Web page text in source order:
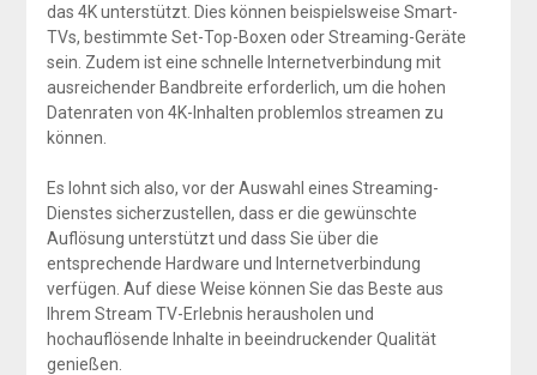
das 4K unterstützt. Dies können beispielsweise Smart-
TVs, bestimmte Set-Top-Boxen oder Streaming-Geräte
sein. Zudem ist eine schnelle Internetverbindung mit
ausreichender Bandbreite erforderlich, um die hohen
Datenraten von 4K-Inhalten problemlos streamen zu
können.
Es lohnt sich also, vor der Auswahl eines Streaming-
Dienstes sicherzustellen, dass er die gewünschte
Auflösung unterstützt und dass Sie über die
entsprechende Hardware und Internetverbindung
verfügen. Auf diese Weise können Sie das Beste aus
Ihrem Stream TV-Erlebnis herausholen und
hochauflösende Inhalte in beeindruckender Qualität
genießen.